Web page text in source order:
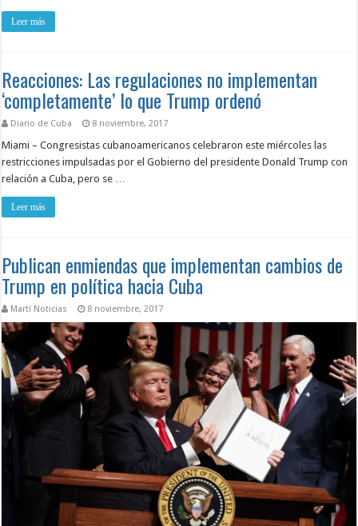
Leer más
Reacciones: Las regulaciones no implementan
‘completamente’ lo que Trump ordenó
Diario de Cuba 8 noviembre, 2017
Miami – Congresistas cubanoamericanos celebraron este miércoles las
restricciones impulsadas por el Gobierno del presidente Donald Trump con
relación a Cuba, pero se …
Leer más
Publican enmiendas que implementan cambios de
Trump en política hacia Cuba
Martí Noticias 8 noviembre, 2017